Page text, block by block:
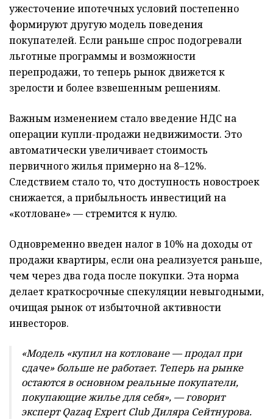
ужесточение ипотечных условий постепенно
формируют другую модель поведения
покупателей. Если раньше спрос подогревали
льготные программы и возможности
перепродажи, то теперь рынок движется к
зрелости и более взвешенным решениям.
Важным изменением стало введение НДС на
операции купли-продажи недвижимости. Это
автоматически увеличивает стоимость
первичного жилья примерно на 8–12%.
Следствием стало то, что доступность новостроек
снижается, а прибыльность инвестиций на
«котловане» — стремится к нулю.
Одновременно введен налог в 10% на доходы от
продажи квартиры, если она реализуется раньше,
чем через два года после покупки. Эта норма
делает краткосрочные спекуляции невыгодными,
очищая рынок от избыточной активности
инвесторов.
«Модель «купил на котловане — продал при
сдаче» больше не работает. Теперь на рынке
остаются в основном реальные покупатели,
покупающие жилье для себя», — говорит
эксперт Qazaq Expert Club Диляра Сейтнурова.